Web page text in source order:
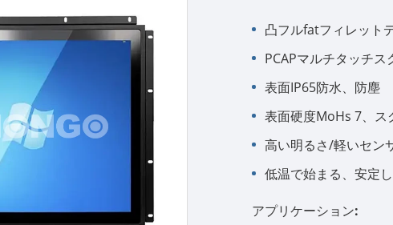
凸フルfatフィレット
PCAPマルチタッチ
表面IP65防水、防塵
表面硬度MoHs 7、ス
高い明るさ/軽いセン
低温で始まる、安定
アプリケーション: